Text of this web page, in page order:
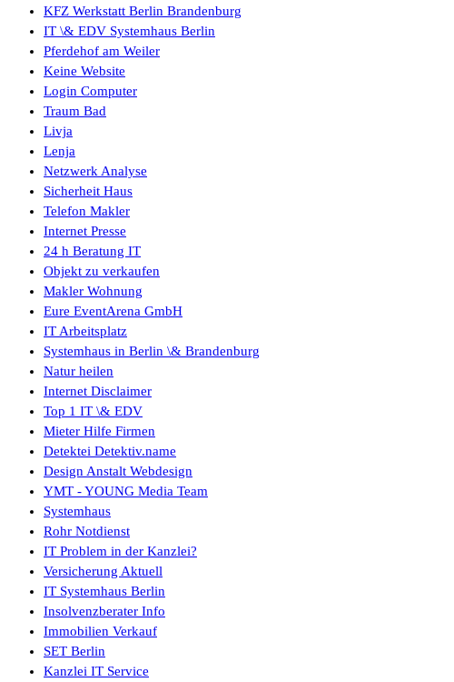
KFZ Werkstatt Berlin Brandenburg
IT \& EDV Systemhaus Berlin
Pferdehof am Weiler
Keine Website
Login Computer
Traum Bad
Livja
Lenja
Netzwerk Analyse
Sicherheit Haus
Telefon Makler
Internet Presse
24 h Beratung IT
Objekt zu verkaufen
Makler Wohnung
Eure EventArena GmbH
IT Arbeitsplatz
Systemhaus in Berlin \& Brandenburg
Natur heilen
Internet Disclaimer
Top 1 IT \& EDV
Mieter Hilfe Firmen
Detektei Detektiv.name
Design Anstalt Webdesign
YMT - YOUNG Media Team
Systemhaus
Rohr Notdienst
IT Problem in der Kanzlei?
Versicherung Aktuell
IT Systemhaus Berlin
Insolvenzberater Info
Immobilien Verkauf
SET Berlin
Kanzlei IT Service